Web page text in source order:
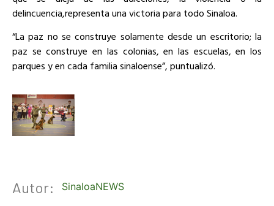
delincuencia,representa una victoria para todo Sinaloa.
“La paz no se construye solamente desde un escritorio; la
paz se construye en las colonias, en las escuelas, en los
parques y en cada familia sinaloense”, puntualizó.
Autor: SinaloaNEWS